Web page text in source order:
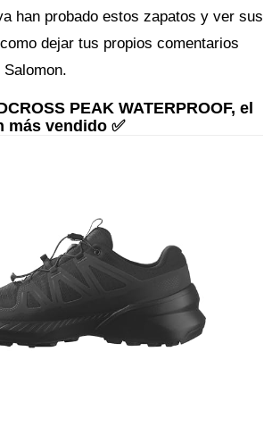
han probado estos zapatos y ver sus
dejar tus propios comentarios
PEAK WATERPROOF, el
más vendido ✅